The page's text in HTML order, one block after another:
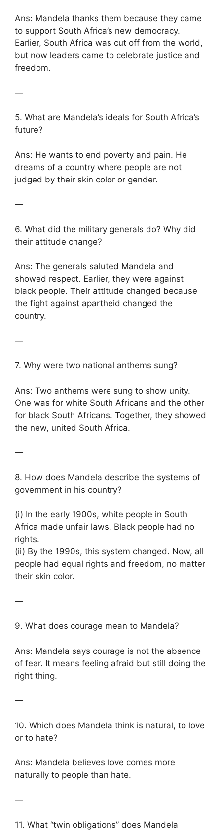
Ans: Mandela thanks them because they came
to support South Africa’s new democracy.
Earlier, South Africa was cut off from the world,
but now leaders came to celebrate justice and
freedom.
—
5. What are Mandela’s ideals for South Africa’s
future?
Ans: He wants to end poverty and pain. He
dreams of a country where people are not
judged by their skin color or gender.
—
6. What did the military generals do? Why did
their attitude change?
Ans: The generals saluted Mandela and
showed respect. Earlier, they were against
black people. Their attitude changed because
the fight against apartheid changed the
country.
—
7. Why were two national anthems sung?
Ans: Two anthems were sung to show unity.
One was for white South Africans and the other
for black South Africans. Together, they showed
the new, united South Africa.
—
8. How does Mandela describe the systems of
government in his country?
(i) In the early 1900s, white people in South
Africa made unfair laws. Black people had no
rights.
(ii) By the 1990s, this system changed. Now, all
people had equal rights and freedom, no matter
their skin color.
—
9. What does courage mean to Mandela?
Ans: Mandela says courage is not the absence
of fear. It means feeling afraid but still doing the
right thing.
—
10. Which does Mandela think is natural, to love
or to hate?
Ans: Mandela believes love comes more
naturally to people than hate.
—
11. What “twin obligations” does Mandela